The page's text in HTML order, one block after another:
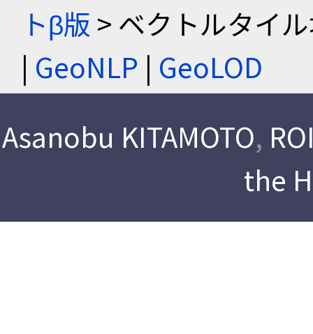
トβ版 > ベクトルタイ
| GeoNLP | GeoLOD
Asanobu KITAMOTO,
the